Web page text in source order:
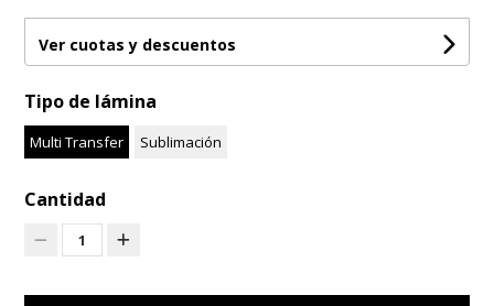
Ver cuotas y descuentos
Tipo de lámina
Multi Transfer Sublimación
Cantidad
1